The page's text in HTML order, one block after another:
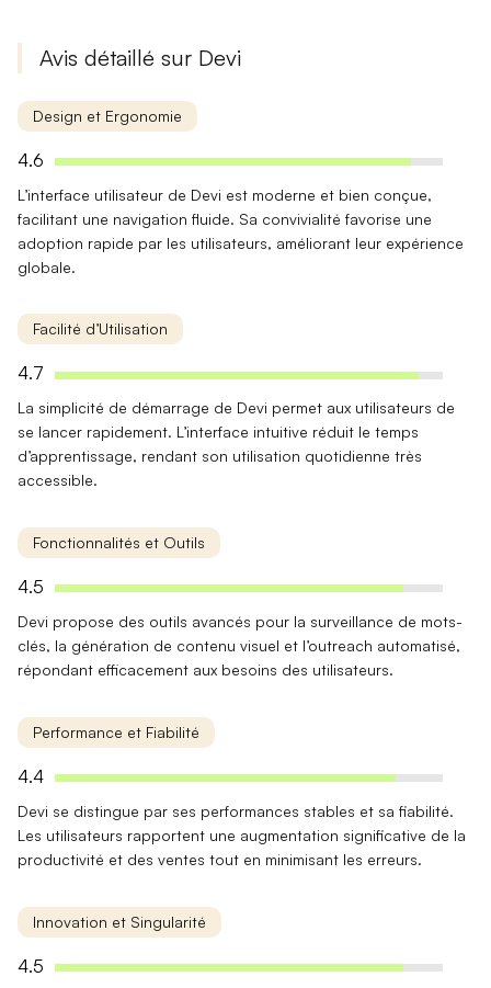
Avis détaillé sur Devi
Design et Ergonomie
4.6
L’interface utilisateur de Devi est moderne et bien conçue,
facilitant une navigation fluide. Sa convivialité favorise une
adoption rapide par les utilisateurs, améliorant leur expérience
globale.
Facilité d’Utilisation
4.7
La simplicité de démarrage de Devi permet aux utilisateurs de
se lancer rapidement. L’interface intuitive réduit le temps
d’apprentissage, rendant son utilisation quotidienne très
accessible.
Fonctionnalités et Outils
4.5
Devi propose des outils avancés pour la surveillance de mots-
clés, la génération de contenu visuel et l’outreach automatisé,
répondant efficacement aux besoins des utilisateurs.
Performance et Fiabilité
4.4
Devi se distingue par ses performances stables et sa fiabilité.
Les utilisateurs rapportent une augmentation significative de la
productivité et des ventes tout en minimisant les erreurs.
Innovation et Singularité
4.5